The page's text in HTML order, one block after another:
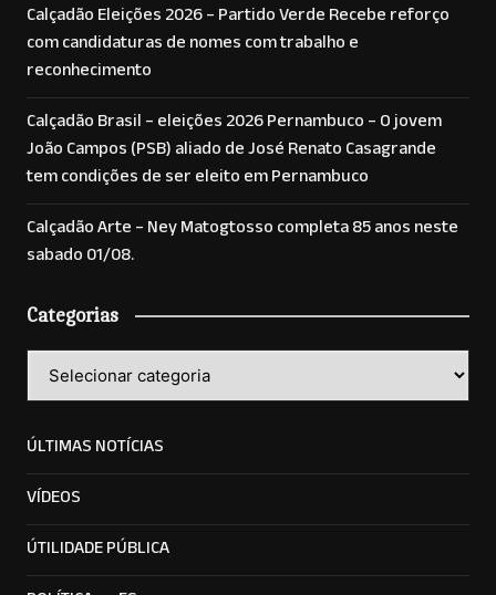
Calçadão Eleições 2026 – Partido Verde Recebe reforço
com candidaturas de nomes com trabalho e
reconhecimento
Calçadão Brasil – eleições 2026 Pernambuco – O jovem
João Campos (PSB) aliado de José Renato Casagrande
tem condições de ser eleito em Pernambuco
Calçadão Arte – Ney Matogtosso completa 85 anos neste
sabado 01/08.
Categorias
ÚLTIMAS NOTÍCIAS
VÍDEOS
ÚTILIDADE PÚBLICA